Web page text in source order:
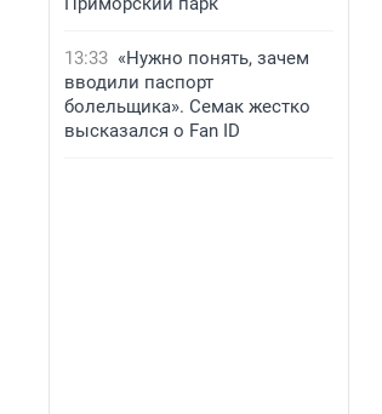
13:33 «Нужно понять, зачем
вводили паспорт
болельщика». Семак жестко
высказался о Fan ID